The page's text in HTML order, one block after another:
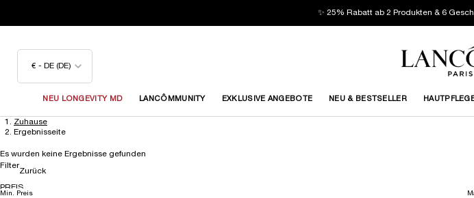
✨ 25% Rabatt ab 2 Produkten & 6
€ - DE (DE)
NEU LONGEVITY MD LANCÔMMUNITY EXKLUSIVE ANGEBOTE NEU & BESTSELLER
Hauptinhalt
Zuhause
Ergebnisseite
Es wurden keine Ergebnisse gefunden
Filter
Zurück
PREIS
Min. Preis